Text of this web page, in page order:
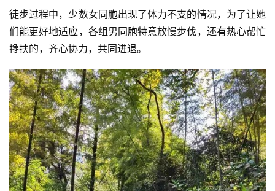
徒步过程中，少数女同胞出现了体力不支的情况，为了让她
们能更好地适应，各组男同胞特意放慢步伐，还有热心帮忙
搀扶的，齐心协力，共同进退。